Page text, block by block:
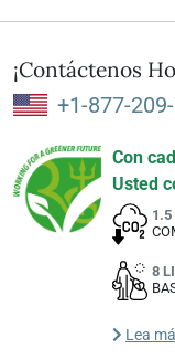
¡Contáctenos
+1-877-
Con
Usted
1.5
8
Lea